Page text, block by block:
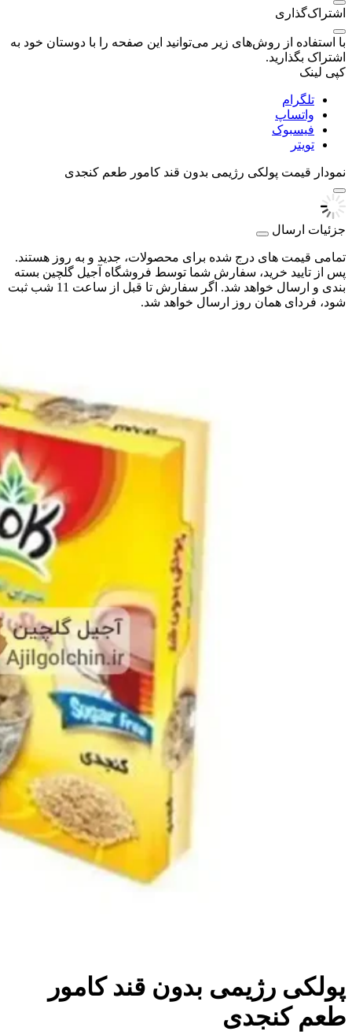
اشتراک‌گذاری
با استفاده از روش‌های زیر می‌توانید این صفحه را با دوستان خود به
اشتراک بگذارید.
کپی لینک
تلگرام
واتساپ
فیسبوک
تویتر
نمودار قیمت پولکی رژیمی بدون قند کامور طعم کنجدی
جزئیات ارسال
تمامی قیمت های درج شده برای محصولات، جدید و به روز هستند.
پس از تایید خرید، سفارش شما توسط فروشگاه آجیل گلچین بسته
بندی و ارسال خواهد شد. اگر سفارش تا قبل از ساعت 11 شب ثبت
شود، فردای همان روز ارسال خواهد شد.
پولکی رژیمی بدون قند کامور
طعم کنجدی